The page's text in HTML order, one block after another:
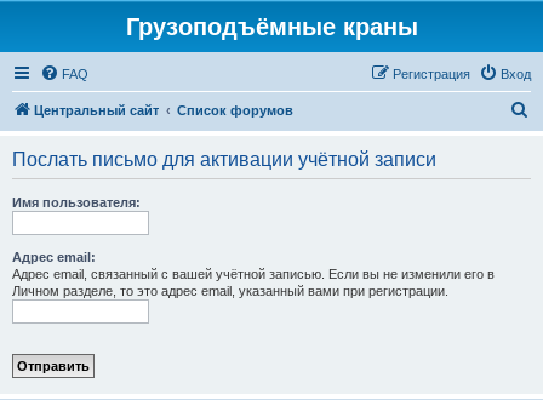
Грузоподъёмные краны
FAQ Вход
Регистрация
Центральный сайт Список форумов
Послать письмо для активации учётной записи
Имя пользователя:
Адрес email:
Адрес email, связанный с вашей учётной записью. Если вы не изменили его в
Личном разделе, то это адрес email, указанный вами при регистрации.